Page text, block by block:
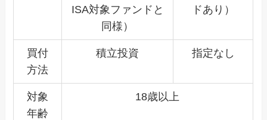
ISA対象ファンドと
同様）
ドあり）
買付
方法
積立投資 指定なし
対象
年齢
18歳以上